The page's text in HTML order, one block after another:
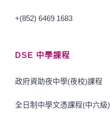
+(852) 6469 1683
DSE 中學課程
政府資助夜中學(夜校)課程
全日制中學文憑課程(中六級)